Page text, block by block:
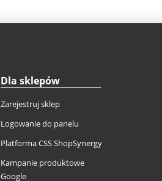
Dla sklepów
Zarejestruj sklep
Logowanie do panelu
Platforma CSS ShopSynergy
Kampanie produktowe
Google